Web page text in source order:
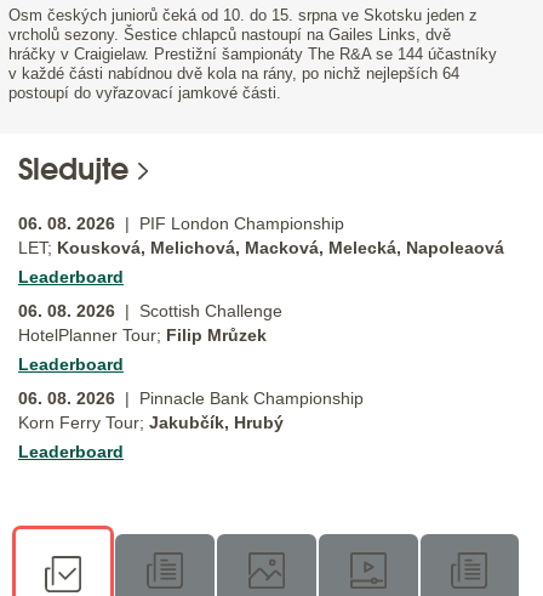
Osm českých juniorů čeká od 10. do 15. srpna ve Skotsku jeden z
vrcholů sezony. Šestice chlapců nastoupí na Gailes Links, dvě
hráčky v Craigielaw. Prestižní šampionáty The R&A se 144 účastníky
v každé části nabídnou dvě kola na rány, po nichž nejlepších 64
postoupí do vyřazovací jamkové části.
Sledujte
06. 08. 2026 | PIF London Championship
LET; Kousková, Melichová, Macková, Melecká, Napoleaová
Leaderboard
06. 08. 2026 | Scottish Challenge
HotelPlanner Tour; Filip Mrůzek
Leaderboard
06. 08. 2026 | Pinnacle Bank Championship
Korn Ferry Tour; Jakubčík, Hrubý
Leaderboard